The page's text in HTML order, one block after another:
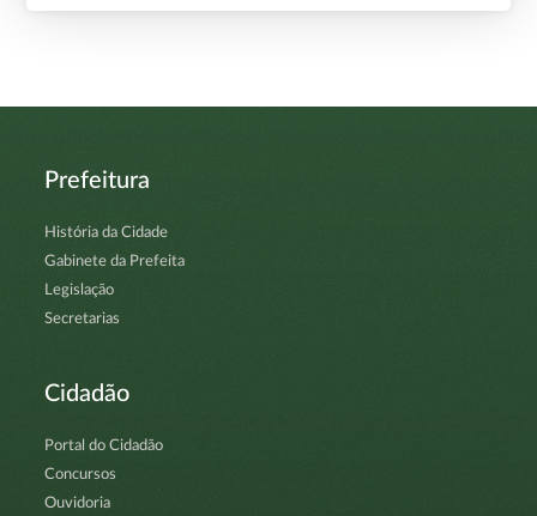
Prefeitura
História da Cidade
Gabinete da Prefeita
Legislação
Secretarias
Cidadão
Portal do Cidadão
Concursos
Ouvidoria